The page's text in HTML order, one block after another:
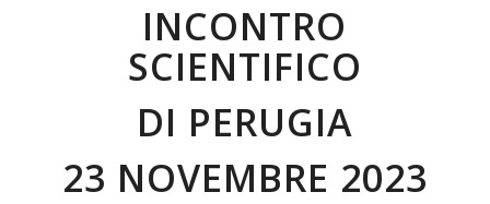
INCONTRO
SCIENTIFICO
DI PERUGIA
23 NOVEMBRE 2023